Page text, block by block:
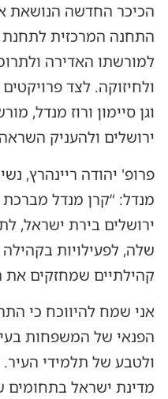
הכיכר החדשה הנושאת
התחנה המרכזית לתחנת
למורשתו האדירה
ולחיזוקה. לצד
וגן סיימון ורוז מנדל,
ירושלים ולהעניק
פרופ' יהודה ריינהרץ,
מנדל: “קרן מנדל
ירושלים בירת ישראל,
שלה, לפעילויות
קהילתיים שמחזקים את
אני שמח להיווכח כי
הפנאי של המשפחות
ולטבע של תלמידי העיר.
מדינת ישראל בתחומים